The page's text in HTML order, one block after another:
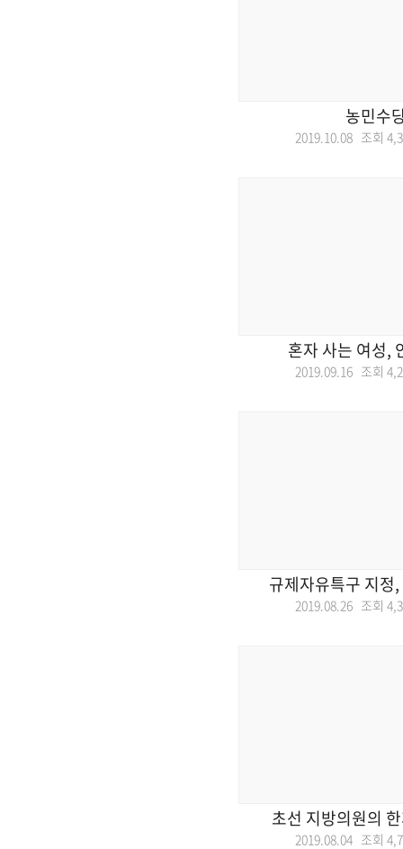
농민수
2019.10.08 조회
혼자 사는 여성,
2019.09.16 조회
규제자유특구 지정
2019.08.26 조회
초선 지방의원의
2019.08.04 조회